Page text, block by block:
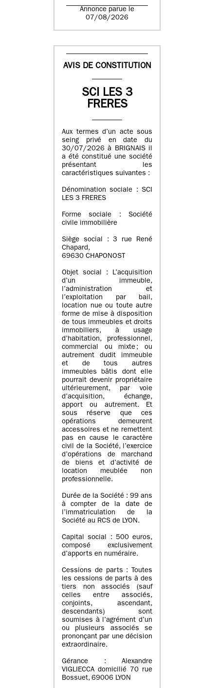
Annonce parue le
07/08/2026
AVIS DE CONSTITUTION
SCI LES 3
FRERES
Aux termes d’un acte sous
seing privé en date du
30/07/2026 à BRIGNAIS il
a été constitué une société
présentant les
caractéristiques suivantes :
Dénomination sociale : SCI
LES 3 FRERES
Forme sociale : Société
civile immobilière
Siège social : 3 rue René
Chapard,
69630 CHAPONOST
Objet social : L’acquisition
d’un immeuble,
l’administration et
l’exploitation par bail,
location nue ou toute autre
forme de mise à disposition
de tous immeubles et droits
immobiliers, à usage
d’habitation, professionnel,
commercial ou mixte ; ou
autrement dudit immeuble
et de tous autres
immeubles bâtis dont elle
pourrait devenir propriétaire
ultérieurement, par voie
d’acquisition, échange,
apport ou autrement. Et
sous réserve que ces
opérations demeurent
accessoires et ne remettent
pas en cause le caractère
civil de la Société, l’exercice
d’opérations de marchand
de biens et d’activité de
location meublée non
professionnelle.
Durée de la Société : 99 ans
à compter de la date de
l’immatriculation de la
Société au RCS de LYON.
Capital social : 500 euros,
composé exclusivement
d’apports en numéraire.
Cessions de parts : Toutes
les cessions de parts à des
tiers non associés (sauf
celles entre associés,
conjoints, ascendant,
descendants) sont
soumises à l’agrément d’un
ou plusieurs associés se
prononçant par une décision
extraordinaire.
Gérance : Alexandre
VIGLIECCA domicilié 70 rue
Bossuet, 69006 LYON